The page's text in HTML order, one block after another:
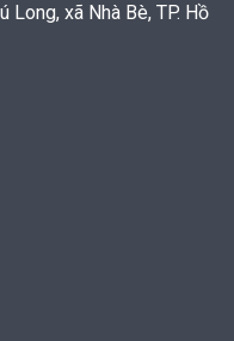
Long, xã Nhà Bè, TP. Hồ